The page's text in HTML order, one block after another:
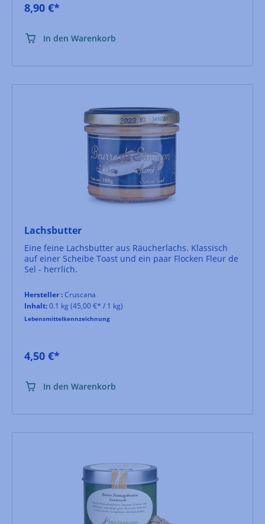
8,90 €*
In den Warenkorb
Lachsbutter
Eine feine Lachsbutter aus Räucherlachs. Klassisch
auf einer Scheibe Toast und ein paar Flocken Fleur de
Sel - herrlich.
Hersteller :Cruscana
Inhalt:0.1 kg (45,00 €* / 1 kg)
Lebensmittelkennzeichnung
4,50 €*
In den Warenkorb